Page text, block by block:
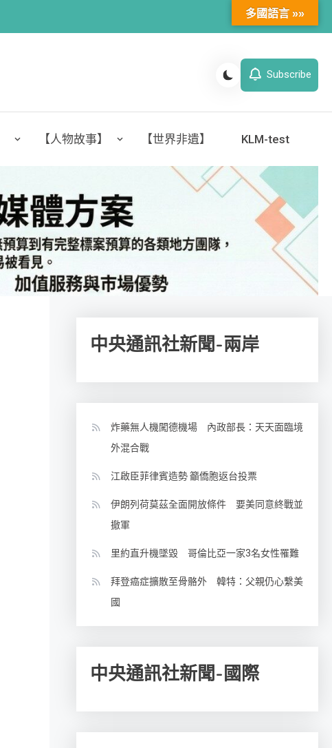
Subscribe
【人物故事】 【世界非遺】 KLM-test
中央通訊社新聞-兩岸
炸藥無人機闖德機場 內政部長：天天面臨境
外混合戰
江啟臣菲律賓造勢 籲僑胞返台投票
伊朗列荷莫茲全面開放條件 要美同意終戰並
撤軍
里約直升機墜毀 哥倫比亞一家3名女性罹難
拜登癌症擴散至骨骼外 韓特：父親仍心繫美
國
中央通訊社新聞-國際
多國語言 »»